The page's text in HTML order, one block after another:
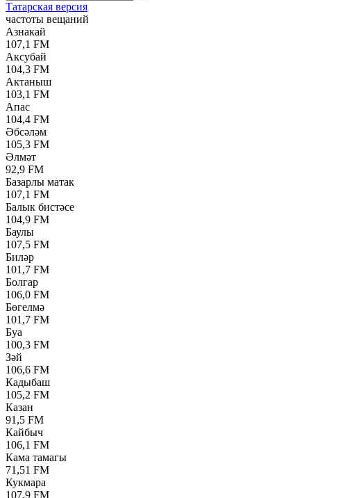
Татарская версия
частоты вещаний
Азнакай
107,1 FM
Аксубай
104,3 FM
Актаныш
103,1 FM
Апас
104,4 FM
Әбсәләм
105,3 FM
Әлмәт
92,9 FM
Базарлы матак
107,1 FM
Балык бистәсе
104,9 FM
Баулы
107,5 FM
Биләр
101,7 FM
Болгар
106,0 FM
Бөгелмә
101,7 FM
Буа
100,3 FM
Зәй
106,6 FM
Кадыбаш
105,2 FM
Казан
91,5 FM
Кайбыч
106,1 FM
Кама тамагы
71,51 FM
Кукмара
107,9 FM